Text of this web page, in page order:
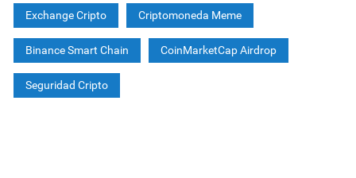
Exchange Cripto Criptomoneda Meme
Binance Smart Chain CoinMarketCap Airdrop
Seguridad Cripto